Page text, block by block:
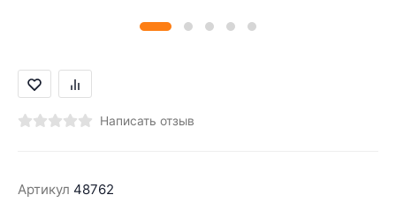
Написать отзыв
Артикул 48762